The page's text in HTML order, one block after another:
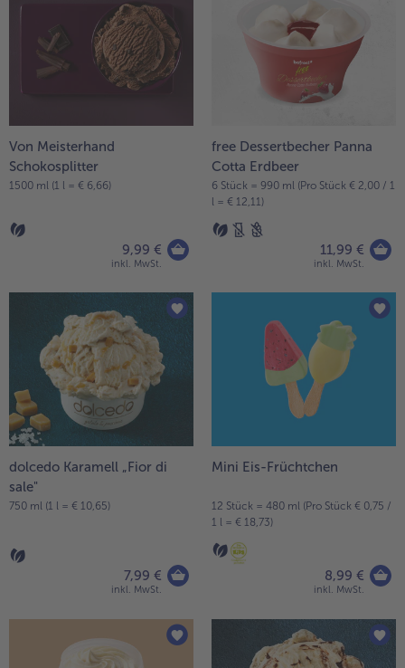
Von Meisterhand
Schokosplitter
1500 ml (1 l = € 6,66)
9,99 €
inkl. MwSt.
free Dessertbecher Panna
Cotta Erdbeer
6 Stück = 990 ml (Pro Stück € 2,00 / 1
l = € 12,11)
11,99 €
inkl. MwSt.
dolcedo Karamell „Fior di
sale"
750 ml (1 l = € 10,65)
7,99 €
inkl. MwSt.
Mini Eis-Früchtchen
12 Stück = 480 ml (Pro Stück € 0,75 /
1 l = € 18,73)
8,99 €
inkl. MwSt.